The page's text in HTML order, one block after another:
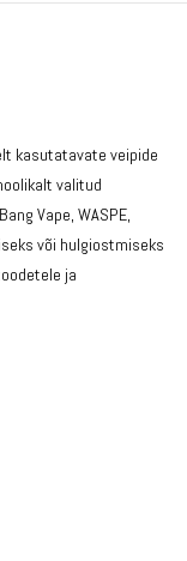
kasutatavate veipide
valitud
Vape, WASPE,
või hulgiostmiseks
ja